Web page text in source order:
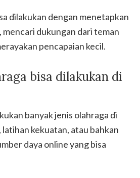
dilakukan dengan menetapkan
dukungan dari teman
pencapaian kecil.
bisa dilakukan di
banyak jenis olahraga di
kekuatan, atau bahkan
daya online yang bisa